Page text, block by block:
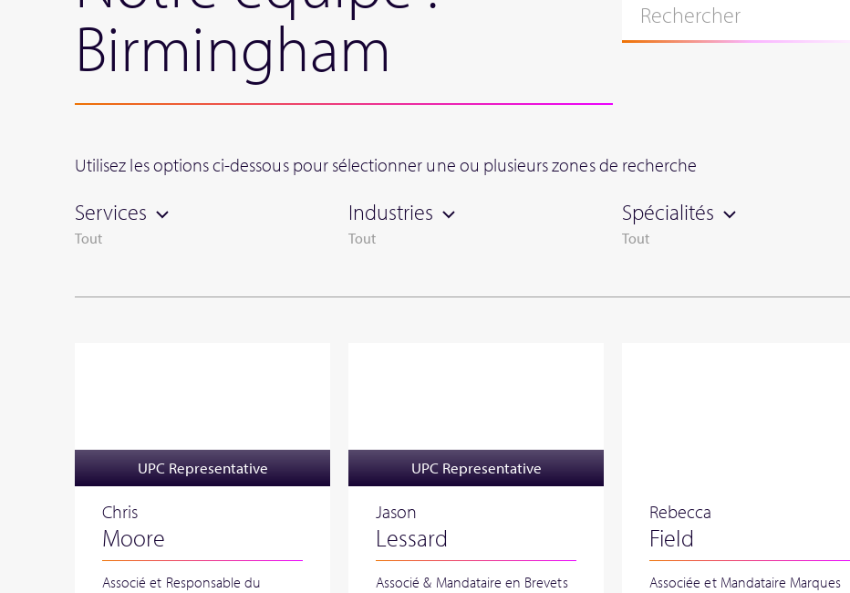
Birmingham
Utilisez les options ci-dessous pour sélectionner une ou plusieurs zones de recherche
Services
Tout
Industries
Tout
Spécialités
Tout
UPC Representative
Chris
Moore
Associé et Responsable du
UPC Representative
Jason
Lessard
Associé & Mandataire en Brevets
Rebecca
Field
Associée et Mandataire Marques